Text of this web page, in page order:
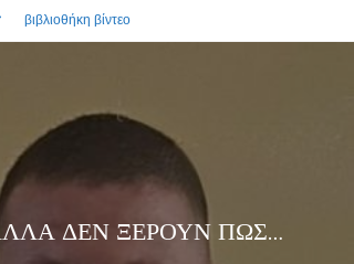
βιβλιοθήκη βίντεο
ΔΕΝ ΞΈΡΟΥΝ ΠΏΣ…